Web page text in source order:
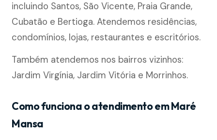
incluindo Santos, São Vicente, Praia Grande,
Cubatão e Bertioga. Atendemos residências,
condomínios, lojas, restaurantes e escritórios.
Também atendemos nos bairros vizinhos:
Jardim Virgínia, Jardim Vitória e Morrinhos.
Como funciona o atendimento em Maré
Mansa